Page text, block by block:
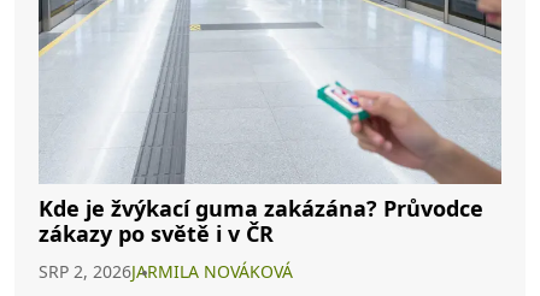
Kde je žvýkací guma zakázána? Průvodce
zákazy po světě i v ČR
SRP 2, 2026JARMILA NOVÁKOVÁ